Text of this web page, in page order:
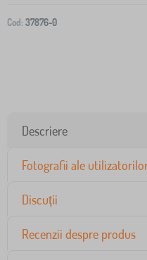
Cod: 37876-0
Descriere
Fotografii ale
Discuții
Recenzii despre produs